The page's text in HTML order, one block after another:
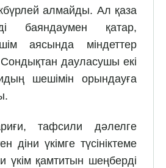
алмайды. Ал қаза
баяндаумен қатар,
аясында міндеттер
дауласушы екі
шешімін орындауға
тафсили дәлелге
діни үкімге түсініктеме
үкім қамтитын шеңберді